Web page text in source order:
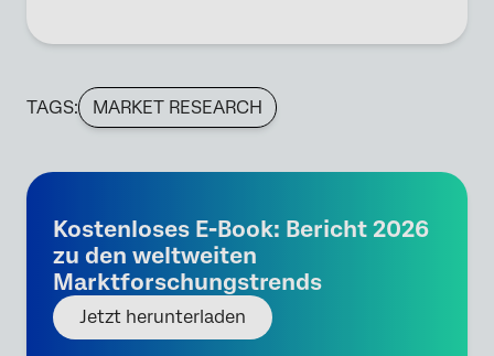
TAGS: MARKET RESEARCH
Kostenloses E-Book: Bericht 2026
zu den weltweiten
Marktforschungstrends
Jetzt herunterladen